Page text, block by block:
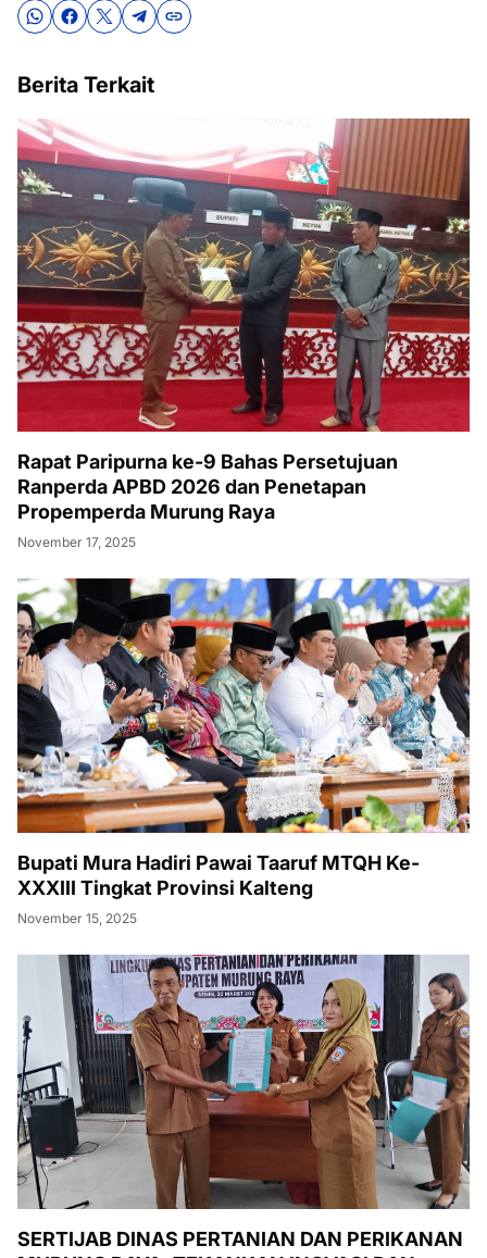
Berita Terkait
Rapat Paripurna ke-9 Bahas Persetujuan
Ranperda APBD 2026 dan Penetapan
Propemperda Murung Raya
November 17, 2025
Bupati Mura Hadiri Pawai Taaruf MTQH Ke-
XXXIII Tingkat Provinsi Kalteng
November 15, 2025
SERTIJAB DINAS PERTANIAN DAN PERIKANAN